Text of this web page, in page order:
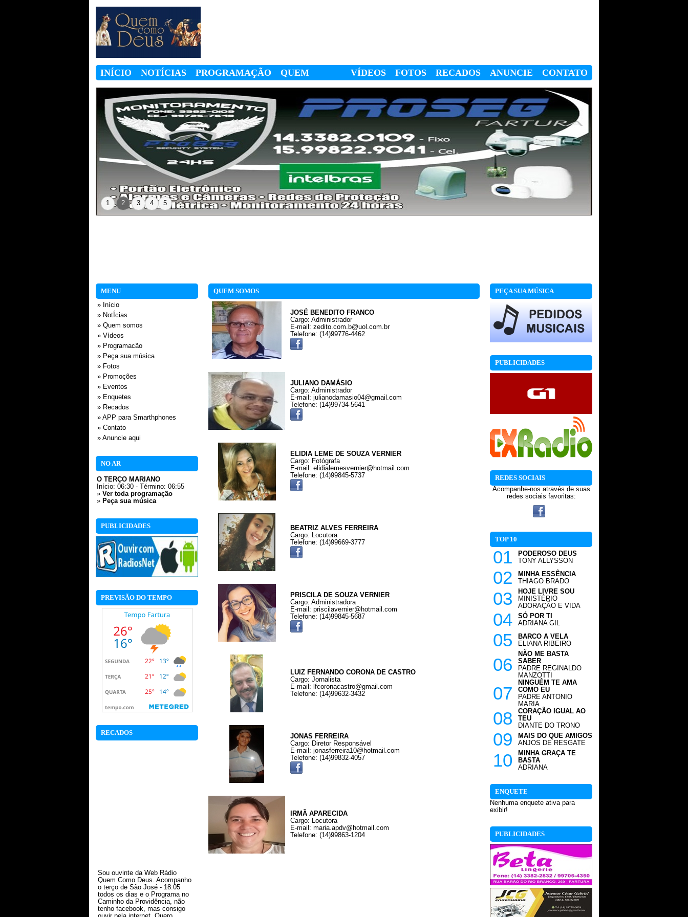
INÍCIO NOTÍCIAS PROGRAMAÇÃO
QUEM
SOMOS
VÍDEOS FOTOS RECADOS ANUNCIE CONTATO
1 2 3 4 5
MENU
» Início
» NotÍcias
» Quem somos
» Vídeos
» Programacão
» Peça sua música
» Fotos
» Promoções
» Eventos
» Enquetes
» Recados
» APP para Smarthphones
» Contato
» Anuncie aqui
NO AR
O TERÇO MARIANO
Início: 06:30 - Término: 06:55
» Ver toda programação
» Peça sua música
PUBLICIDADES
PREVISÃO DO TEMPO
RECADOS
Quem Como Deus. Acompanho
o terço de São José - 18:05
todos os dias e o Programa no
Caminho da Providência, não
tenho facebook, mas consigo
ouvir pela internet. Quero
primeiro agradecer a Deus pela
QUEM SOMOS
JOSÉ BENEDITO FRANCO
Cargo: Administrador
E-mail: zedito.com.b@uol.com.br
Telefone: (14)99776-4462
JULIANO DAMÁSIO
Cargo: Administrador
E-mail: julianodamasio04@gmail.com
Telefone: (14)99734-5641
ELIDIA LEME DE SOUZA VERNIER
Cargo: Fotógrafa
E-mail: elidialemesvernier@hotmail.com
Telefone: (14)99845-5737
BEATRIZ ALVES FERREIRA
Cargo: Locutora
Telefone: (14)99669-3777
PRISCILA DE SOUZA VERNIER
Cargo: Administradora
E-mail: priscilavernier@hotmail.com
Telefone: (14)99845-5687
LUIZ FERNANDO CORONA DE CASTRO
Cargo: Jornalista
E-mail: lfcoronacastro@gmail.com
Telefone: (14)99632-3432
JONAS FERREIRA
Cargo: Diretor Responsável
E-mail: jonasferreira10@hotmail.com
Telefone: (14)99832-4057
IRMÃ APARECIDA
Cargo: Locutora
E-mail: maria.apdv@hotmail.com
Telefone: (14)99863-1204
PEÇA SUA MÚSICA
PUBLICIDADES
REDES SOCIAIS
Acompanhe-nos através de suas
redes sociais favoritas:
TOP 10
01
PODEROSO DEUS
TONY ALLYSSON
02
MINHA ESSÊNCIA
THIAGO BRADO
03
HOJE LIVRE SOU
MINISTÉRIO
ADORAÇÃO E VIDA
04
SÓ POR TI
ADRIANA GIL
05
BARCO A VELA
ELIANA RIBEIRO
06
NÃO ME BASTA
SABER
PADRE REGINALDO
MANZOTTI
07
NINGUÉM TE AMA
COMO EU
PADRE ANTONIO
MARIA
08
CORAÇÃO IGUAL AO
TEU
DIANTE DO TRONO
09
MAIS DO QUE AMIGOS
ANJOS DE RESGATE
10
MINHA GRAÇA TE
BASTA
ADRIANA
ENQUETE
Nenhuma enquete ativa para
exibir!
PUBLICIDADES